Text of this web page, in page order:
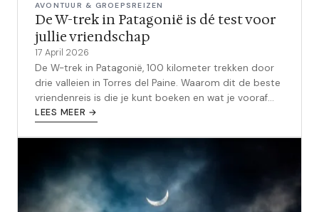
AVONTUUR & GROEPSREIZEN
De W-trek in Patagonië is dé test voor
jullie vriendschap
17 April 2026
De W-trek in Patagonië, 100 kilometer trekken door
drie valleien in Torres del Paine. Waarom dit de beste
vriendenreis is die je kunt boeken en wat je vooraf
moet regelen.
LEES MEER →